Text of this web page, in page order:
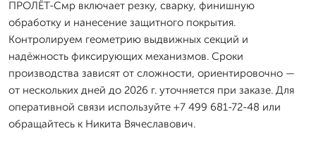
ПРОЛЁТ-Смр включает резку, сварку, финишную
обработку и нанесение защитного покрытия.
Контролируем геометрию выдвижных секций и
надёжность фиксирующих механизмов. Сроки
производства зависят от сложности, ориентировочно —
от нескольких дней до 2026 г. уточняется при заказе. Для
оперативной связи используйте +7 499 681-72-48 или
обращайтесь к Никита Вячеславович.